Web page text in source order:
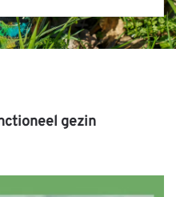
gezin